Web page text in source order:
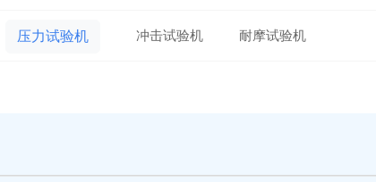
压力试验机 冲击试验机 耐摩试验机